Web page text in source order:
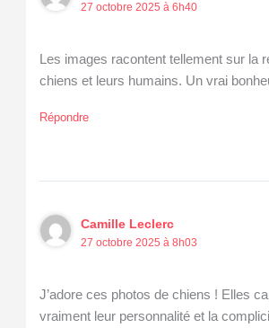
27 octobre 2025 à 6h40
Les images racontent tellement sur la
chiens et leurs humains. Un vrai
Répondre
Camille Leclerc
27 octobre 2025 à 8h03
J’adore ces photos de chiens ! Elles
vraiment leur personnalité et la